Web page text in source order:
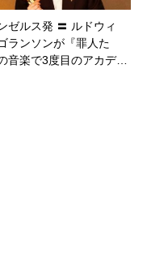
ゼルス発 〓 ルドウィ
ランソンが『罪人た
音楽で3度目のアカデ…